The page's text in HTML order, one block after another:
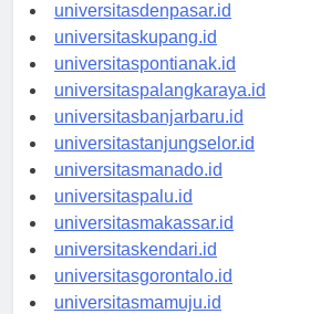
universitasdenpasar.id
universitaskupang.id
universitaspontianak.id
universitaspalangkaraya.id
universitasbanjarbaru.id
universitastanjungselor.id
universitasmanado.id
universitaspalu.id
universitasmakassar.id
universitaskendari.id
universitasgorontalo.id
universitasmamuju.id